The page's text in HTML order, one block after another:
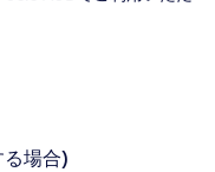
場合)